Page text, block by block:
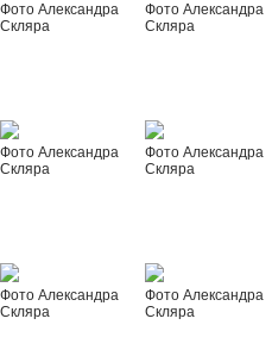
Фото Александра
Скляра
Фото Александра
Скляра
Фото Александра
Скляра
Фото Александра
Скляра
Фото Александра
Скляра
Фото Александра
Скляра